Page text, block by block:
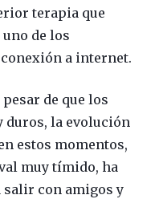
terapia que
de los
a internet.
de que los
duros, la evolución
estos momentos,
muy tímido, ha
salir con amigos y